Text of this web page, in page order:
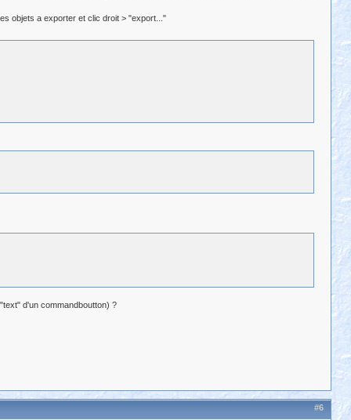
objets a exporter et clic droit > "export..."
d'un commandboutton) ?
#6